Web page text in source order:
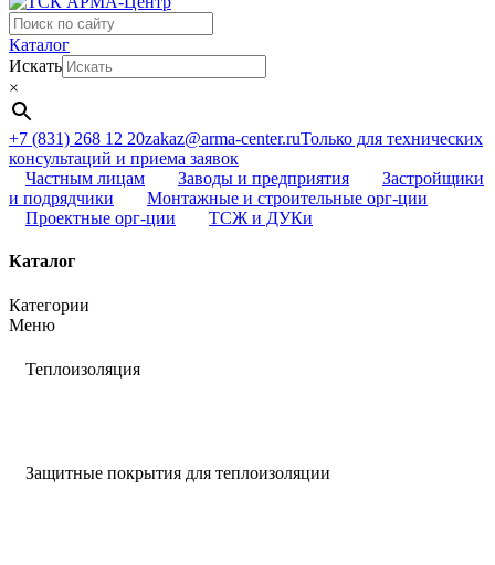
Поиск
...
Каталог
Искать
×
+7 (831) 268 12 20zakaz@arma-center.ruТолько для технических
консультаций и приема заявок
Частным лицам
Заводы и предприятия
Застройщики
и подрядчики
Монтажные и строительные орг-ции
Проектные орг-ции
ТСЖ и ДУКи
Каталог
Категории
Меню
Теплоизоляция
Защитные покрытия для теплоизоляции